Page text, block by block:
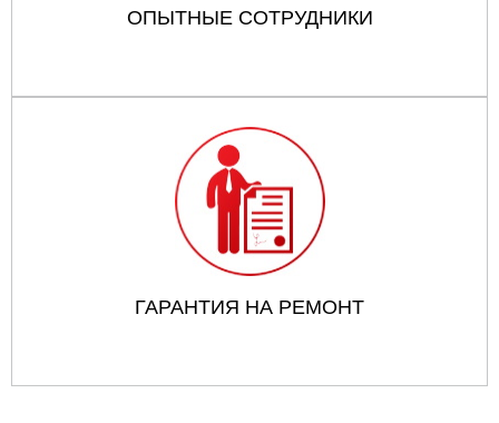
ОПЫТНЫЕ СОТРУДНИКИ
ГАРАНТИЯ НА РЕМОНТ